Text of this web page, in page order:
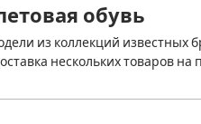
обувь
из коллекций известных
нескольких товаров на